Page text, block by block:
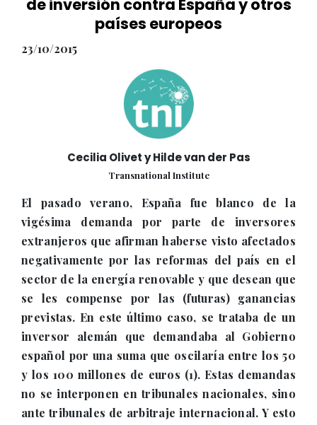
de inversión contra España y otros
países europeos
23/10/2015
Cecilia Olivet y Hilde van der Pas
Transnational Institute
El pasado verano, España fue blanco de la
vigésima demanda por parte de inversores
extranjeros que afirman haberse visto afectados
negativamente por las reformas del país en el
sector de la energía renovable y que desean que
se les compense por las (futuras) ganancias
previstas. En este último caso, se trataba de un
inversor alemán que demandaba al Gobierno
español por una suma que oscilaría entre los 50
y los 100 millones de euros (1). Estas demandas
no se interponen en tribunales nacionales, sino
ante tribunales de arbitraje internacional. Y esto